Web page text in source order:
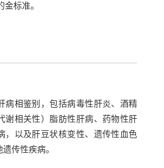
金标准。
病相鉴别，包括病毒性肝炎、酒精
谢相关性）脂肪性肝病、药物性肝
，以及肝豆状核变性、遗传性血色
传性疾病。